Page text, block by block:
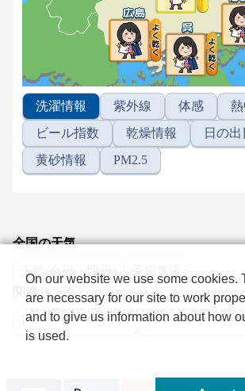
洗濯情報 紫外線 体感
ビール指数
乾燥情報
日の出
黄砂情報
PM2.5
全国の天気
天気(今日・明日)
関連リンク
TSS ライク！公式X TSS ライク！公式
On our website we use some cookies.
are necessary for our site to work
and to give us information about how
is used.